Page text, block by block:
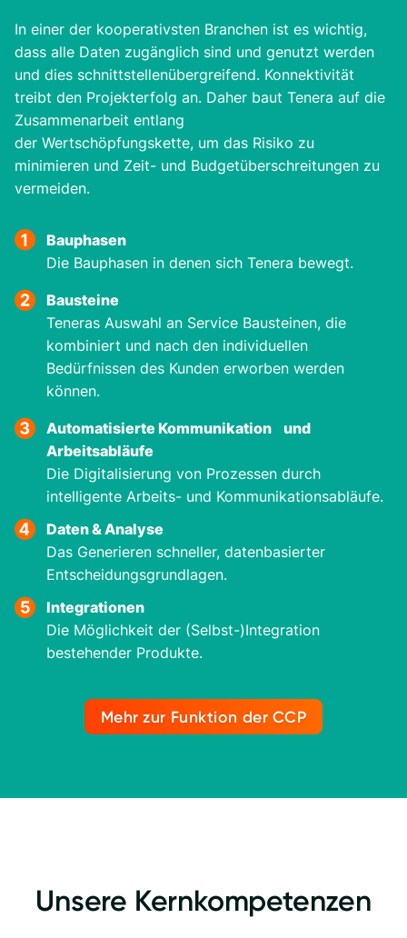
In einer der kooperativsten Branchen ist es wichtig,
dass alle Daten zugänglich sind und genutzt werden
und dies schnittstellenübergreifend. Konnektivität
treibt den Projekterfolg an. Daher baut Tenera auf die
Zusammenarbeit entlang
der Wertschöpfungskette, um das Risiko zu
minimieren und Zeit- und Budgetüberschreitungen zu
vermeiden.
Bauphasen
Die Bauphasen in denen sich Tenera bewegt.
Bausteine
Teneras Auswahl an Service Bausteinen, die
kombiniert und nach den individuellen
Bedürfnissen des Kunden erworben werden
können.
Automatisierte Kommunikation und
Arbeitsabläufe
Die Digitalisierung von Prozessen durch
intelligente Arbeits- und Kommunikationsabläufe.
Daten & Analyse
Das Generieren schneller, datenbasierter
Entscheidungsgrundlagen.
Integrationen
Die Möglichkeit der (Selbst-)Integration
bestehender Produkte.
Mehr zur Funktion der CCP
Unsere Kernkompetenzen